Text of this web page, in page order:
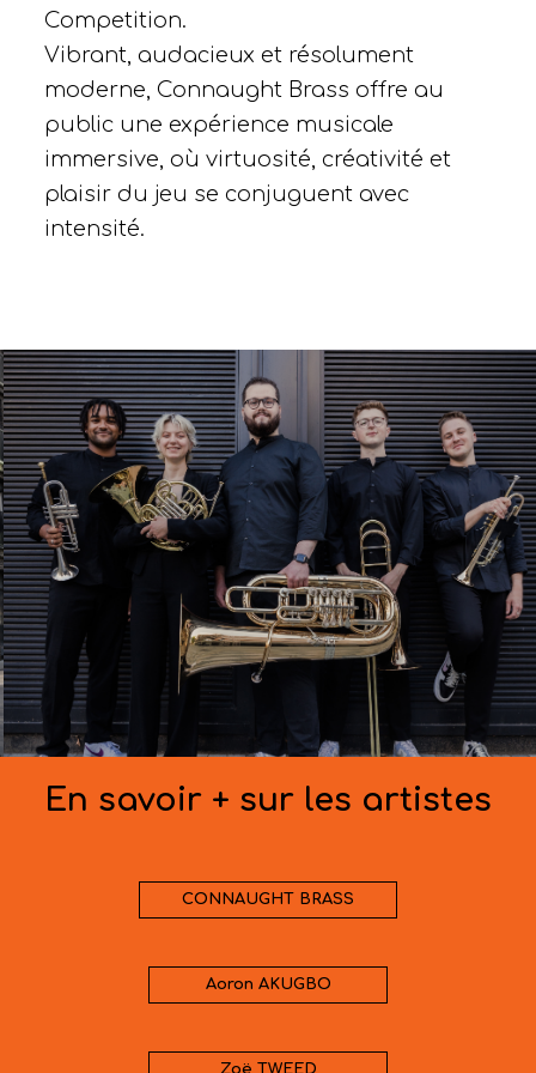
Competition.
Vibrant, audacieux et résolument
moderne, Connaught Brass offre au
public une expérience musicale
immersive, où virtuosité, créativité et
plaisir du jeu se conjuguent avec
intensité.
En savoir + sur les artistes
CONNAUGHT BRASS
Aoron AKUGBO
Zoë TWEED